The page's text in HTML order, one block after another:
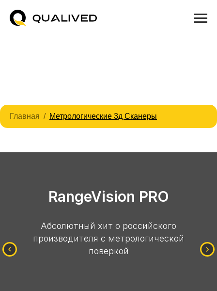
Главная Метрологические 3д Сканеры
FARO Quantum
сочетающее высокоточное 3D-
сканирование без меток и контактные
измерения в цеховых условиях